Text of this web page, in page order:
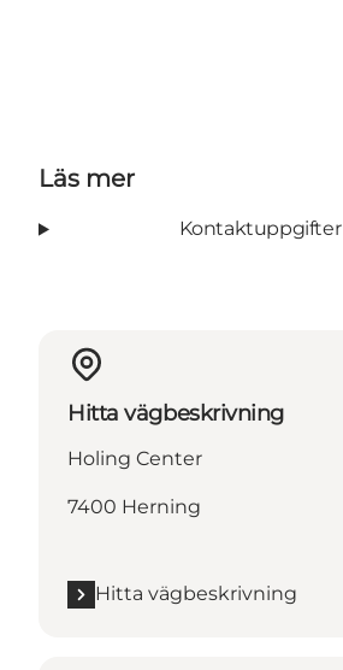
Läs mer
Kontaktuppgifter
Hitta vägbeskrivning
Holing Center
7400 Herning
Hitta vägbeskrivning